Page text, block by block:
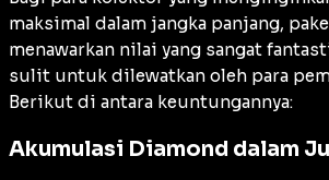
maksimal dalam jangka panjang,
menawarkan nilai yang sangat
sulit untuk dilewatkan oleh para
Berikut di antara keuntungannya:
Akumulasi Diamond dalam